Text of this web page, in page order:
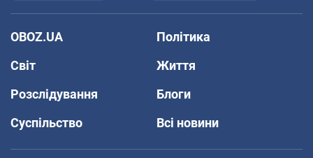
OBOZ.UA
Політика
Світ
Життя
Розслідування
Блоги
Суспільство
Всі новини